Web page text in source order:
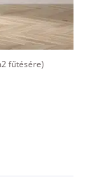
fűtésére)